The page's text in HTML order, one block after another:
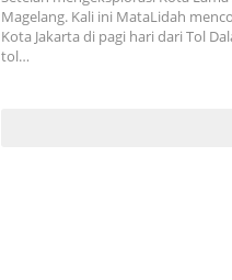
Magelang. Kali ini MataLidah
Kota Jakarta di pagi hari dari Tol
tol…